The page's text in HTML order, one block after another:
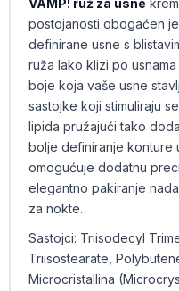
VAMP! ruž za usne
postojanosti obogaćen
definirane usne s
ruža lako klizi po
boje koja vaše usne
sastojke koji stimuliraju
lipida pružajući tako
bolje definiranje konture
omogućuje dodatnu
elegantno pakiranje
za nokte.
Sastojci: Triisodecyl
Triisostearate,
Microcristallina